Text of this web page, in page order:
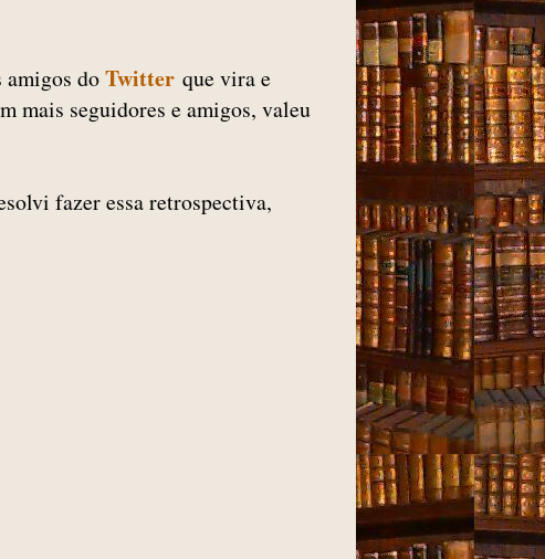
amigos doTwitter que vira e
mais seguidores e amigos, valeu
fazer essa retrospectiva,